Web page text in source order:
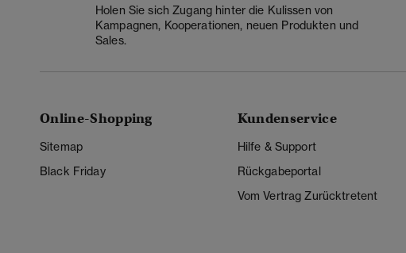
Holen Sie sich Zugang hinter die Kulissen von
Kampagnen, Kooperationen, neuen Produkten und
Sales.
Online-Shopping
Sitemap
Black Friday
Kundenservice
Hilfe & Support
Rückgabeportal
Vom Vertrag Zurücktretent